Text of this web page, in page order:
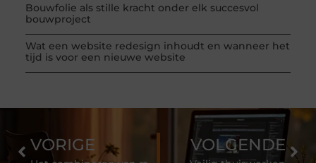
Bouwfolie als stille kracht onder elk succesvol
bouwproject
Wat een website redesign inhoudt en wanneer het
tijd is voor een nieuwe website
VORIGE VOLGENDE